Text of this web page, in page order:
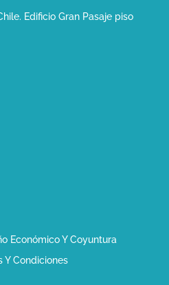
Edificio Gran Pasaje piso
Económico Y Coyuntura
Y Condiciones